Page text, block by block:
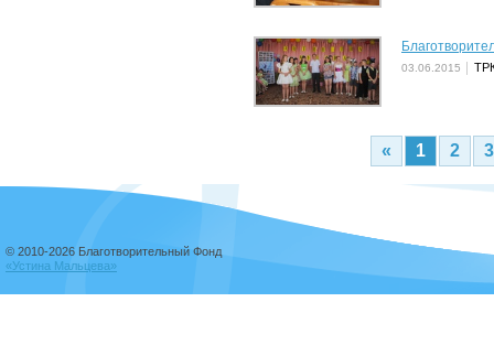
03.06.2015
« 1 2 3
© 2010-2026 Благотворительный Фонд
«Устина Мальцева»